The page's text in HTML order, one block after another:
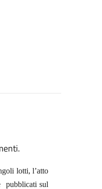
lotti, l’atto
pubblicati sul